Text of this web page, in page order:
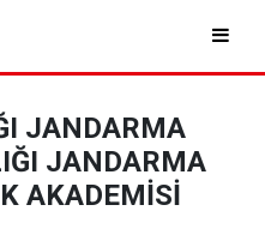
JANDARMA
JANDARMA
AKADEMİSİ